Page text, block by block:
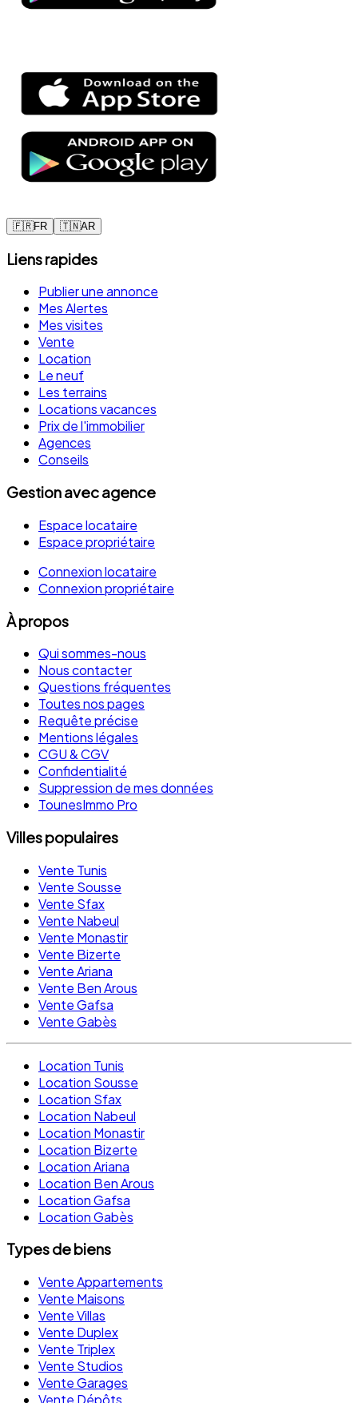
🇫🇷FR 🇹🇳AR
Liens rapides
Publier une annonce
Mes Alertes
Mes visites
Vente
Location
Le neuf
Les terrains
Locations vacances
Prix de l'immobilier
Agences
Conseils
Gestion avec agence
Espace locataire
Espace propriétaire
Connexion locataire
Connexion propriétaire
À propos
Qui sommes-nous
Nous contacter
Questions fréquentes
Toutes nos pages
Requête précise
Mentions légales
CGU & CGV
Confidentialité
Suppression de mes données
TounesImmo Pro
Villes populaires
Vente Tunis
Vente Sousse
Vente Sfax
Vente Nabeul
Vente Monastir
Vente Bizerte
Vente Ariana
Vente Ben Arous
Vente Gafsa
Vente Gabès
Location Tunis
Location Sousse
Location Sfax
Location Nabeul
Location Monastir
Location Bizerte
Location Ariana
Location Ben Arous
Location Gafsa
Location Gabès
Types de biens
Vente Appartements
Vente Maisons
Vente Villas
Vente Duplex
Vente Triplex
Vente Studios
Vente Garages
Vente Dépôts